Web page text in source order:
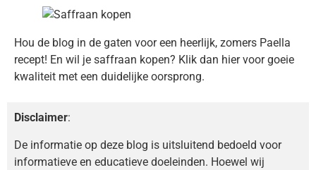
Hou de blog in de gaten voor een heerlijk, zomers Paella
recept! En wil je saffraan kopen? Klik dan hier voor goeie
kwaliteit met een duidelijke oorsprong.
Disclaimer:
De informatie op deze blog is uitsluitend bedoeld voor
informatieve en educatieve doeleinden. Hoewel wij